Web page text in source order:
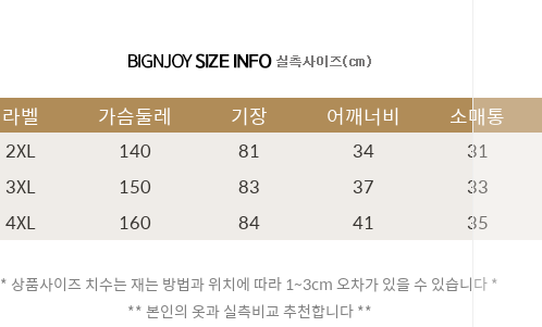
라벨 가슴둘레 기장 어깨너비 소매통
2XL 140 81 34 31
3XL 150 83 37 33
4XL 160 84 41 35
* 상품사이즈 치수는 재는 방법과 위치에 따라 1~3cm 오차가 있을 수 있습니다 *
** 본인의 옷과 실측비교 추천합니다 **